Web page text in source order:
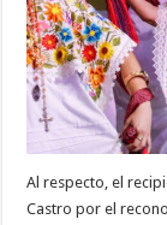
Al respecto, el
Castro por el